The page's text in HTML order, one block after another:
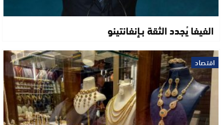
الفيفا يُجدد الثقة بـإنفانتينو
اقتصاد